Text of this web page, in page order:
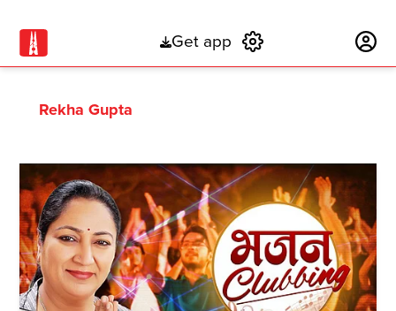
Get app
Rekha Gupta